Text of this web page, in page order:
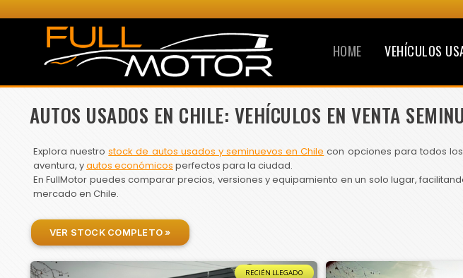
HOME VEHÍCULOS
AUTOS USADOS EN CHILE: VEHÍCULOS EN VENTA
Explora nuestrostock de autos usados y seminuevos en Chile con opciones para todos
aventura, yautos económicos perfectos para la ciudad.
En FullMotor puedes comparar precios, versiones y equipamiento en un solo lugar,
mercado en Chile.
VER STOCK COMPLETO »
RECIÉN LLEGADO